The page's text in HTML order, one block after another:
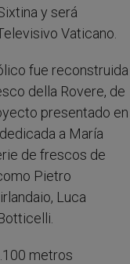
y será
Vaticano.
fue reconstruida
della Rovere, de
presentado en
a María
de frescos de
Pietro
Luca
metros